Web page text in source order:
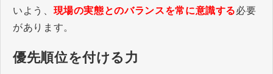
いよう、 現場の実態とのバランスを常に意識する必要
があります。
優先順位を付ける力